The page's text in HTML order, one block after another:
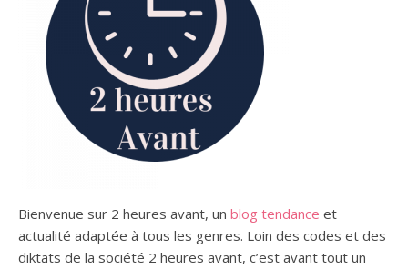
Bienvenue sur 2 heures avant, un blog tendance et
actualité adaptée à tous les genres. Loin des codes et des
diktats de la société 2 heures avant, c’est avant tout un